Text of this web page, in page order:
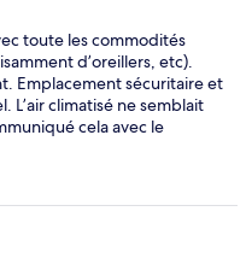
toute les commodités
d’oreillers, etc).
Emplacement sécuritaire et
L’air climatisé ne semblait
cela avec le
mur extérieur, donc
Je recommande!